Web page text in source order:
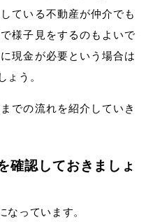
ている不動産が仲介でも
様子見をするのもよいで
現金が必要という場合は
ょう。
での流れを紹介していき
確認しておきましょ
なっています。